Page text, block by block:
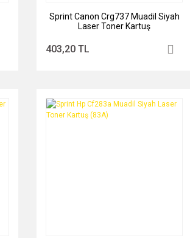
Sprint Canon Crg737 Muadil Siyah
Laser Toner Kartuş
403,20 TL